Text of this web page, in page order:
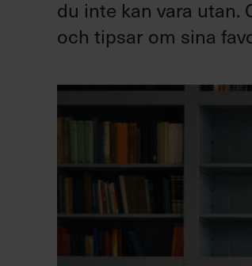
du inte kan vara
och tipsar om sina